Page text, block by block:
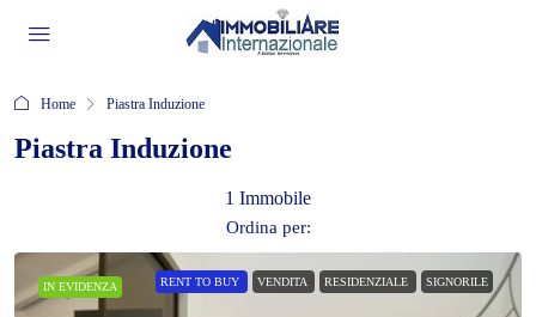
Home Piastra Induzione
Piastra Induzione
1 Immobile
Ordina per:
IN EVIDENZA RENT TO BUY VENDITA RESIDENZIALE SIGNORILE